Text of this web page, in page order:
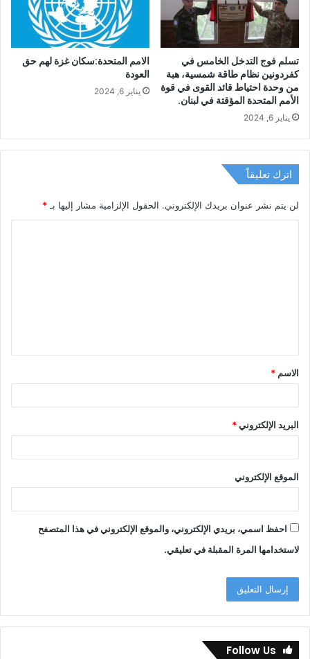
تسلم فوج التدخل الخامس في
كفردونين نظام طاقة شمسية، هبة
من وحدة احتياط قائد القوى في قوة
الأمم المتحدة المؤقتة في لبنان.‎‎
يناير 6, 2024
الامم المتحدة:سكان غزة لهم حق
العودة
يناير 6, 2024
اترك تعليقاً
لن يتم نشر عنوان بريدك الإلكتروني. الحقول الإلزامية مشار إليها بـ*
ق
*
الاسم *
البريد الإلكتروني*
الموقع الإلكتروني
احفظ اسمي، بريدي الإلكتروني، والموقع الإلكتروني في هذا المتصفح
لاستخدامها المرة المقبلة في تعليقي.
Follow Us